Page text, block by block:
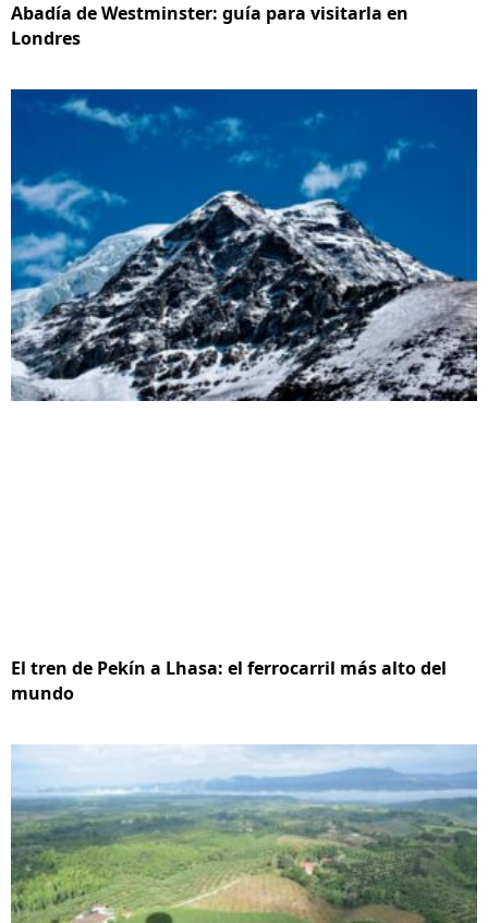
Abadía de Westminster: guía para visitarla en
Londres
El tren de Pekín a Lhasa: el ferrocarril más alto del
mundo